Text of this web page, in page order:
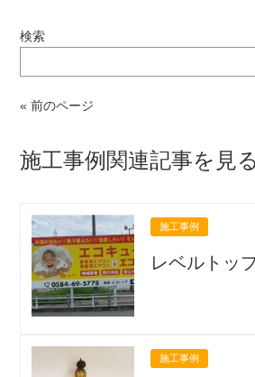
検索
« 前のページ
施工事例関連記事を見る
施工事例
レベルトッ
施工事例